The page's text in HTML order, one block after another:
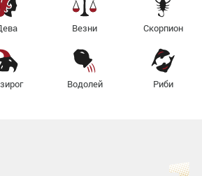
Везни Скорпион
Водолей Риби